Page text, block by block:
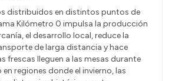
distribuidos en distintos puntos de
Kilómetro 0 impulsa la producción
el desarrollo local, reduce la
de larga distancia y hace
frescas lleguen a las mesas durante
regiones donde el invierno, las